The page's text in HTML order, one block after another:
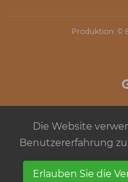
Produktion: ©
Die Website
Benutzererfahrung
Erlauben Sie die